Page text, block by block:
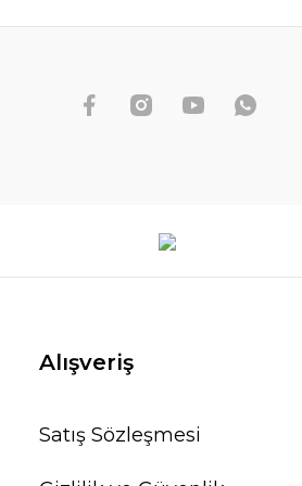
Alışveriş
Satış Sözleşmesi